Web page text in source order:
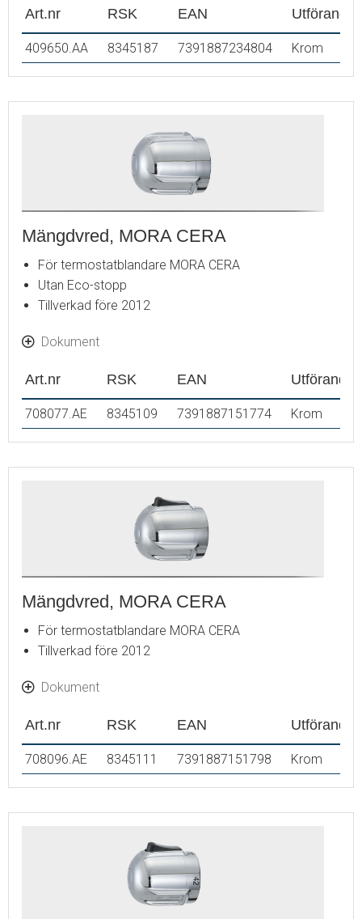
Art.nr RSK EAN Utförande
409650.AA 8345187 7391887234804 Krom
Mängdvred, MORA CERA
För termostatblandare MORA CERA
Utan Eco-stopp
Tillverkad före 2012
Dokument
Art.nr RSK EAN Utförande
708077.AE 8345109 7391887151774 Krom
Mängdvred, MORA CERA
För termostatblandare MORA CERA
Tillverkad före 2012
Dokument
Art.nr RSK EAN Utförande
708096.AE 8345111 7391887151798 Krom